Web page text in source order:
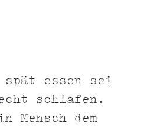
essen sei
schlafen.
dem